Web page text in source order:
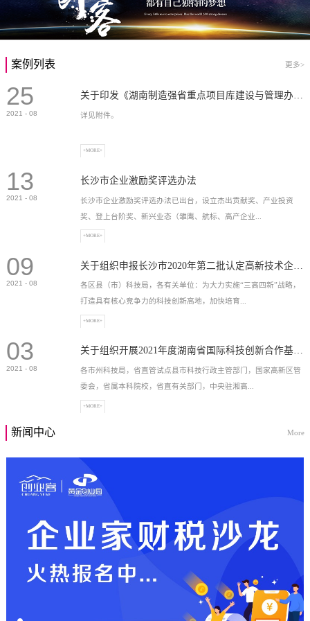
案例列表 更多>
25
2021 - 08 详见附件。
+MORE+
13
2021 - 08
长沙市企业激励奖评选办法
长沙市企业激励奖评选办法已出台，设立杰出贡献奖、产业投资
奖、登上台阶奖、新兴业态（雏鹰、航标、高产企业...
）奖等，最高奖励2...
+MORE+
09
2021 - 08
各区县（市）科技局，各有关单位：为大力实施“三高四新”战略，
打造具有核心竞争力的科技创新高地，加快培育...
高新技术企业，充分...
+MORE+
03
2021 - 08
关于组织开展2021年度湖南省国际科技创新合作基地申报工作的通知
各市州科技局，省直管试点县市科技行政主管部门，国家高新区管
委会，省属本科院校，省直有关部门，中央驻湘高...
+MORE+
新闻中心 More